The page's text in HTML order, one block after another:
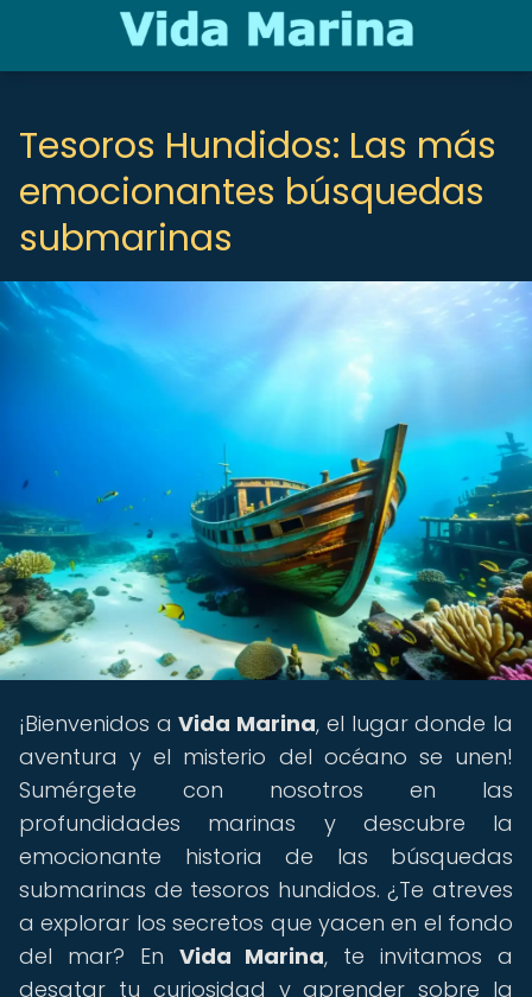
Tesoros Hundidos: Las más
emocionantes búsquedas
submarinas
¡Bienvenidos aVida Marina, el lugar donde la
aventura y el misterio del océano se unen!
Sumérgete con nosotros en las
profundidades marinas y descubre la
emocionante historia de las búsquedas
submarinas de tesoros hundidos. ¿Te atreves
a explorar los secretos que yacen en el fondo
del mar? En Vida Marina, te invitamos a
desatar tu curiosidad y aprender sobre la